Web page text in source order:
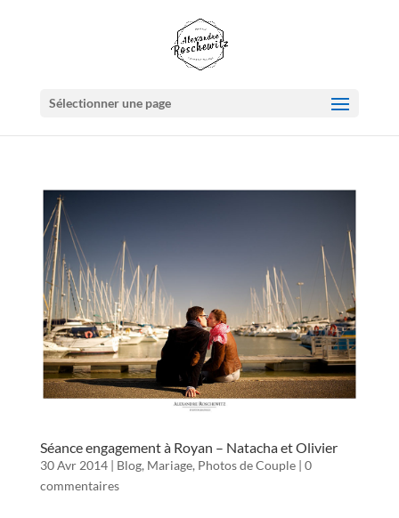
Sélectionner une page
Séance engagement à Royan – Natacha et Olivier
30 Avr 2014| Blog, Mariage, Photos de Couple| 0
commentaires